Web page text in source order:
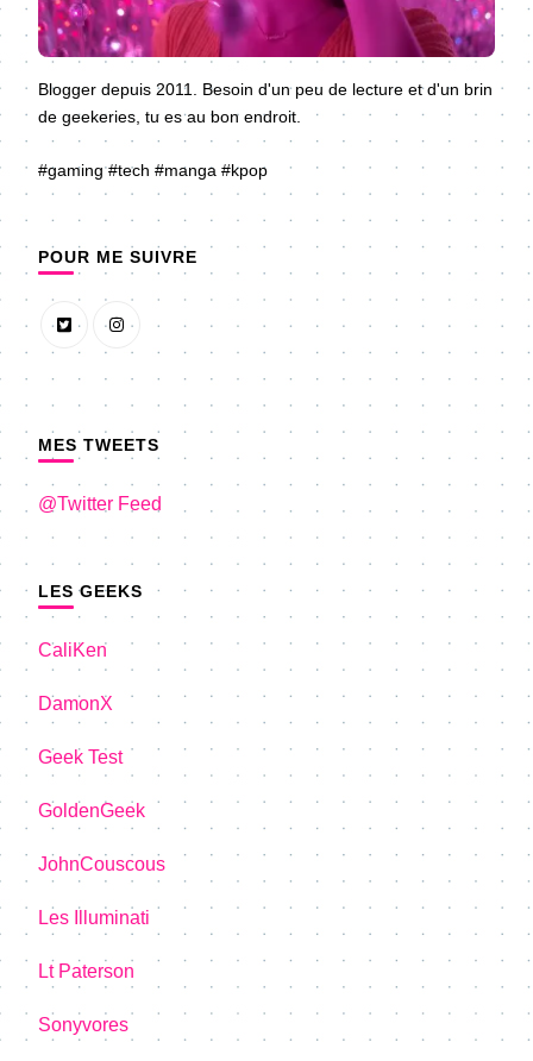
Blogger depuis 2011. Besoin d'un peu de lecture et d'un brin
de geekeries, tu es au bon endroit.
#gaming #tech #manga #kpop
POUR ME SUIVRE
MES TWEETS
@Twitter Feed
LES GEEKS
CaliKen
DamonX
Geek Test
GoldenGeek
JohnCouscous
Les Illuminati
Lt Paterson
Sonyvores